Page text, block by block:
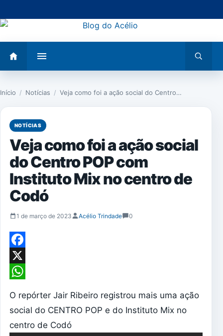
para
conteúdo
menu
busca
Início / Notícias / Veja como foi a ação social do Centro…
NOTÍCIAS
Veja como foi a ação social
do Centro POP com
Instituto Mix no centro de
Codó
1 de março de 2023 Acélio Trindade 0
Facebook
X
O repórter Jair Ribeiro registrou mais uma ação
social do CENTRO POP e do Instituto Mix no
centro de Codó